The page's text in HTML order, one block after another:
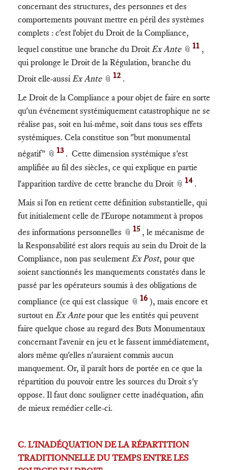
concernant des structures, des personnes et des
comportements pouvant mettre en péril des systèmes
complets : c'est l'objet du Droit de la Compliance,
lequel constitue une branche du Droit Ex Ante 📎 11 ,
qui prolonge le Droit de la Régulation, branche du
Droit elle-aussi Ex Ante 📎 12 .
Le Droit de la Compliance a pour objet de faire en sorte
qu'un événement systémiquement catastrophique ne se
réalise pas, soit en lui-même, soit dans tous ses effets
systémiques. Cela constitue son "but monumental
négatif" 📎 13 . Cette dimension systémique s'est
amplifiée au fil des siècles, ce qui explique en partie
l'apparition tardive de cette branche du Droit 📎 14 .
Mais si l'on en retient cette définition substantielle, qui
fut initialement celle de l'Europe notamment à propos
des informations personnelles 📎 15 , le mécanisme de
la Responsabilité est alors requis au sein du Droit de la
Compliance, non pas seulement Ex Post, pour que
soient sanctionnés les manquements constatés dans le
passé par les opérateurs soumis à des obligations de
compliance (ce qui est classique 📎 16 ), mais encore et
surtout en Ex Antepour que les entités qui peuvent
faire quelque chose au regard des Buts Monumentaux
concernant l'avenir en jeu et le fassent immédiatement,
alors même qu'elles n'auraient commis aucun
manquement. Or, il paraît hors de portée en ce que la
répartition du pouvoir entre les sources du Droit s'y
oppose. Il faut donc souligner cette inadéquation, afin
de mieux remédier celle-ci.
C. L'INADÉQUATION DE LA RÉPARTITION
TRADITIONNELLE DU TEMPS ENTRE LES